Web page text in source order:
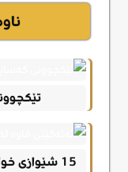
15 شێوازی